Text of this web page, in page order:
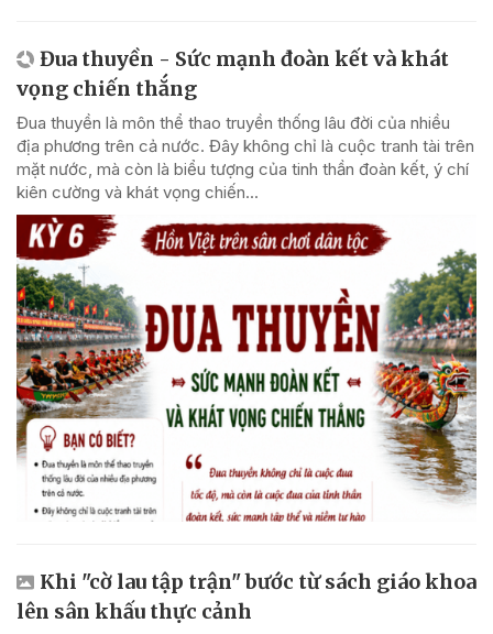
Đua thuyền - Sức mạnh đoàn kết và khát
vọng chiến thắng
Đua thuyền là môn thể thao truyền thống lâu đời của nhiều
địa phương trên cả nước. Đây không chỉ là cuộc tranh tài trên
mặt nước, mà còn là biểu tượng của tinh thần đoàn kết, ý chí
kiên cường và khát vọng chiến...
Khi "cờ lau tập trận" bước từ sách giáo khoa
lên sân khấu thực cảnh